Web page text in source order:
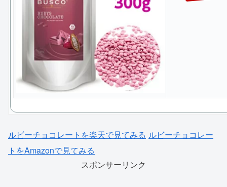
ルビーチョコレートを楽天で見てみる ルビーチョコレー
トをAmazonで見てみる
スポンサーリンク